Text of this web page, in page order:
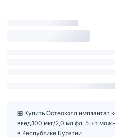
🏪 Купить Остеоколл имплантат
введ.100 мкг/2,0 мл фл. 5 шт
в Республике Бурятии